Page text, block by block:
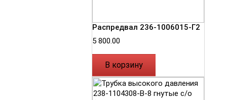
Распредвал 236-1006015-Г2
5 800.00
В корзину